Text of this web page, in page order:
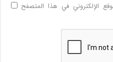
الإلكتروني في هذا المتصفح